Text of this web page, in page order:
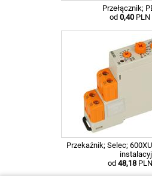
Przełącznik;
od 0,40
Przekaźnik; Selec;
od 48,18